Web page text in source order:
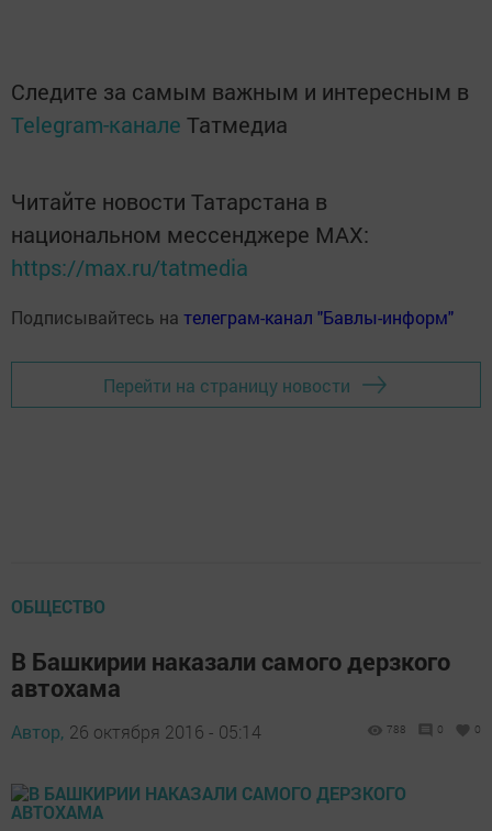
Следите за самым важным и интересным в
Telegram-канале Татмедиа
Читайте новости Татарстана в
национальном мессенджере MАХ:
https://max.ru/tatmedia
Подписывайтесь на телеграм-канал "Бавлы-информ"
Перейти на страницу новости
ОБЩЕСТВО
В Башкирии наказали самого дерзкого
автохама
Автор, 26 октября 2016 - 05:14 788 0 0